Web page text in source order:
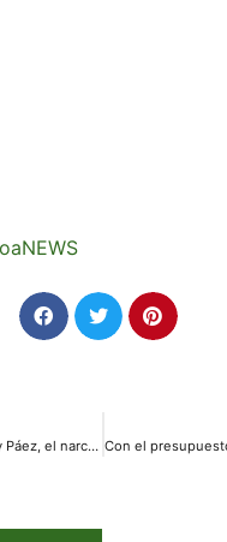
¿Quién es Kitty Páez, el narcojunior que interpreta Bad Bunny en Narcos 3?